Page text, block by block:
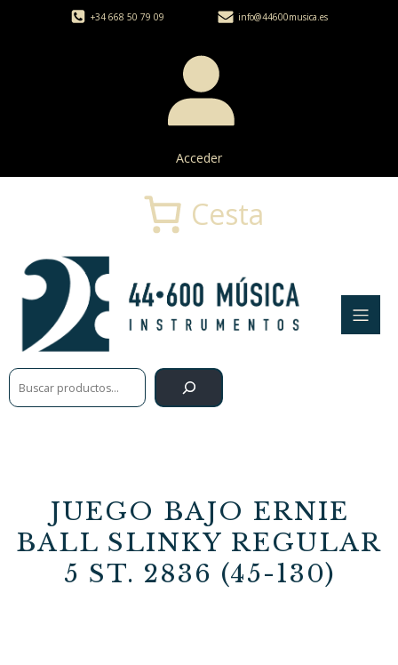
+34 668 50 79 09 info@44600musica.es
Acceder
Buscar
Cesta
JUEGO BAJO ERNIE
BALL SLINKY REGULAR
5 ST. 2836 (45-130)